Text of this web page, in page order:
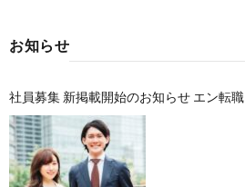
お知らせ
社員募集 新掲載開始のお知らせ エン転職